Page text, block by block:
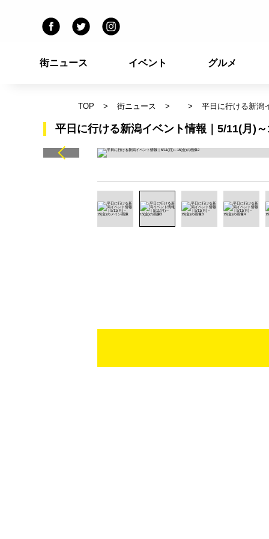
街ニュース イベント グルメ
TOP 街ニュース 平日に行ける新潟
平日に行ける新潟イベント情報｜5/11(月)